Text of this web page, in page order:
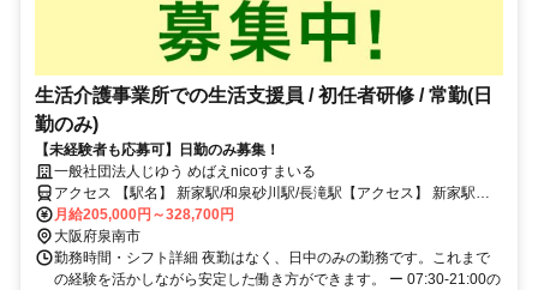
生活介護事業所での生活支援員 / 初任者研修 / 常勤(日
勤のみ)
【未経験者も応募可】日勤のみ募集！
一般社団法人じゆう めばえnicoすまいる
アクセス 【駅名】 新家駅/和泉砂川駅/長滝駅【アクセス】 新家駅か
ら徒歩20分
月給205,000円～328,700円
大阪府泉南市
勤務時間・シフト詳細 夜勤はなく、日中のみの勤務です。これまで
の経験を活かしながら安定した働き方ができます。 ー 07:30-21:00の